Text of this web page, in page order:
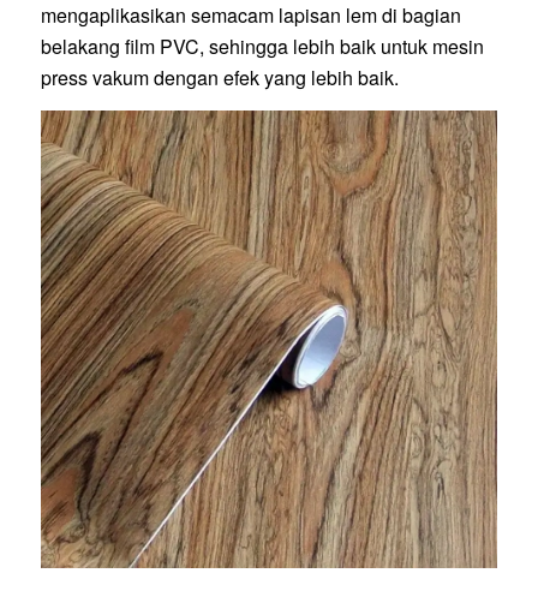
mengaplikasikan semacam lapisan lem di bagian
belakang film PVC, sehingga lebih baik untuk mesin
press vakum dengan efek yang lebih baik.